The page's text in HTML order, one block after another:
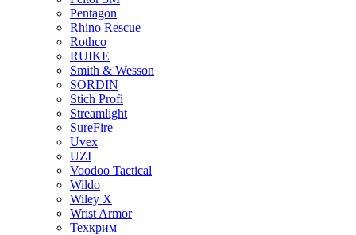
Pentagon
Rhino Rescue
Rothco
RUIKE
Smith & Wesson
SORDIN
Stich Profi
Streamlight
SureFire
Uvex
UZI
Voodoo Tactical
Wildo
Wiley X
Wrist Armor
Техкрим